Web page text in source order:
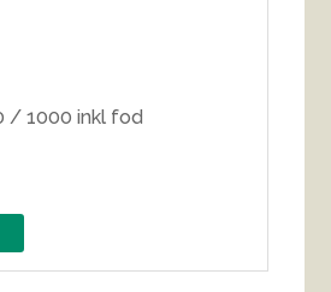
/ 1000 inkl fod